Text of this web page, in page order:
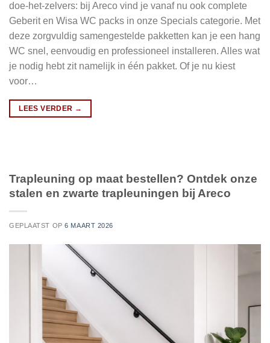
doe-het-zelvers: bij Areco vind je vanaf nu ook complete
Geberit en Wisa WC packs in onze Specials categorie. Met
deze zorgvuldig samengestelde pakketten kan je een hang
WC snel, eenvoudig en professioneel installeren. Alles wat
je nodig hebt zit namelijk in één pakket. Of je nu kiest
voor…
LEES VERDER →
Trapleuning op maat bestellen? Ontdek onze
stalen en zwarte trapleuningen bij Areco
GEPLAATST OP6 MAART 2026